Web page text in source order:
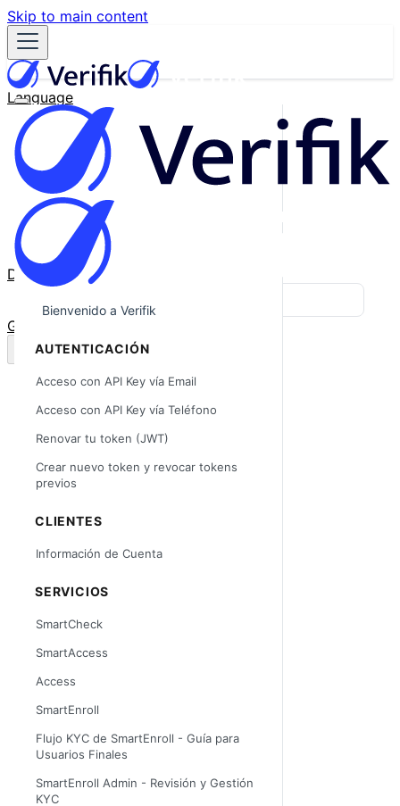
Skip to main content
Language
English
Español
Français
Português
한국어
日本語
中文
Docs
GitHub
Bienvenido a Verifik
AUTENTICACIÓN
Acceso con API Key vía Email
Acceso con API Key vía Teléfono
Renovar tu token (JWT)
Crear nuevo token y revocar tokens
previos
CLIENTES
Información de Cuenta
SERVICIOS
SmartCheck
SmartAccess
Access
SmartEnroll
Flujo KYC de SmartEnroll - Guía para
Usuarios Finales
SmartEnroll Admin - Revisión y Gestión
KYC